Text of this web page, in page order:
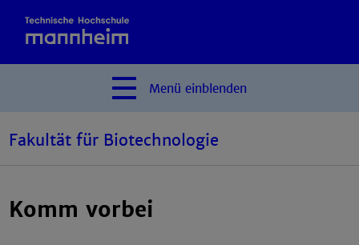
Menü einblenden
Fakultät für Biotechnologie
Komm vorbei